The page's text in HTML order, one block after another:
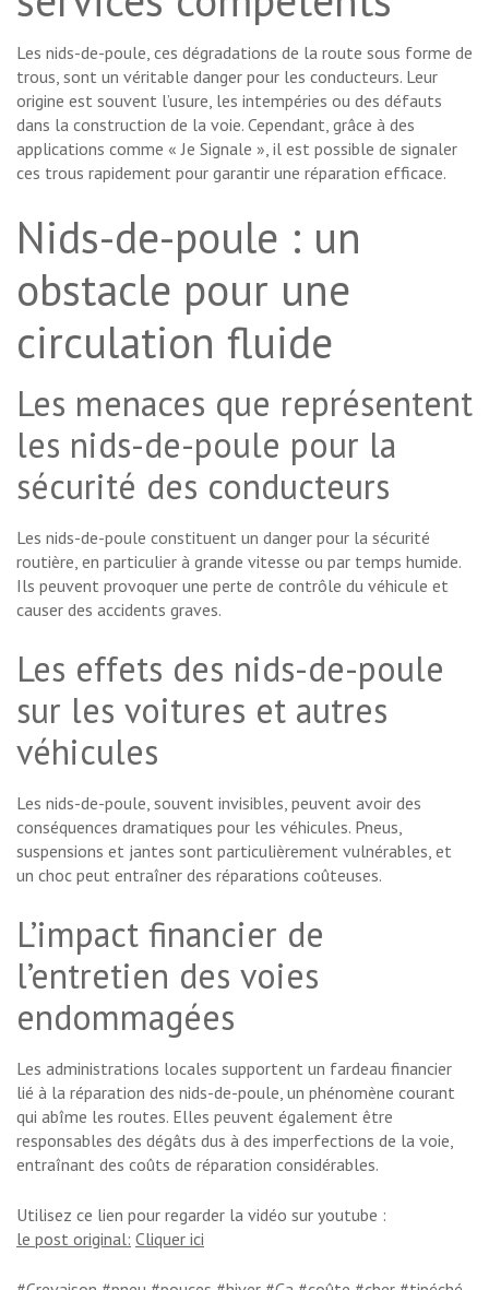
Les nids-de-poule, ces dégradations de la route sous forme de
trous, sont un véritable danger pour les conducteurs. Leur
origine est souvent l’usure, les intempéries ou des défauts
dans la construction de la voie. Cependant, grâce à des
applications comme « Je Signale », il est possible de signaler
ces trous rapidement pour garantir une réparation efficace.
Nids-de-poule : un
obstacle pour une
circulation fluide
Les menaces que représentent
les nids-de-poule pour la
sécurité des conducteurs
Les nids-de-poule constituent un danger pour la sécurité
routière, en particulier à grande vitesse ou par temps humide.
Ils peuvent provoquer une perte de contrôle du véhicule et
causer des accidents graves.
Les effets des nids-de-poule
sur les voitures et autres
véhicules
Les nids-de-poule, souvent invisibles, peuvent avoir des
conséquences dramatiques pour les véhicules. Pneus,
suspensions et jantes sont particulièrement vulnérables, et
un choc peut entraîner des réparations coûteuses.
L’impact financier de
l’entretien des voies
endommagées
Les administrations locales supportent un fardeau financier
lié à la réparation des nids-de-poule, un phénomène courant
qui abîme les routes. Elles peuvent également être
responsables des dégâts dus à des imperfections de la voie,
entraînant des coûts de réparation considérables.
Utilisez ce lien pour regarder la vidéo sur youtube :
le post original: Cliquer ici